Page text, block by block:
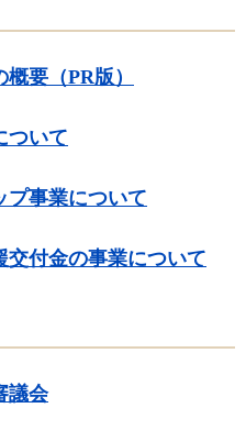
要（PR版）
ついて
プ事業について
付金の事業について
議会